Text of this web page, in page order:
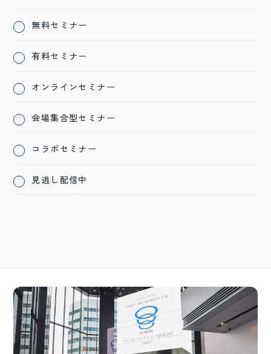
無料セミナー
有料セミナー
オンラインセミナー
会場集合型セミナー
コラボセミナー
見逃し配信中